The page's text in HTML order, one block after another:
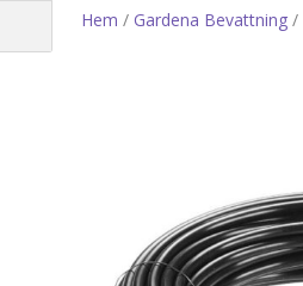
Hem / Gardena Bevattning/